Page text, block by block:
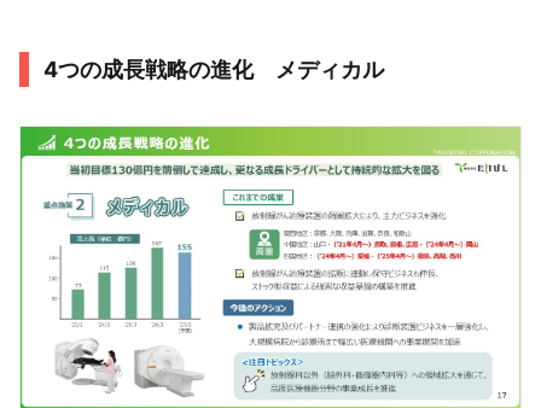
4つの成長戦略の進化 メディカル